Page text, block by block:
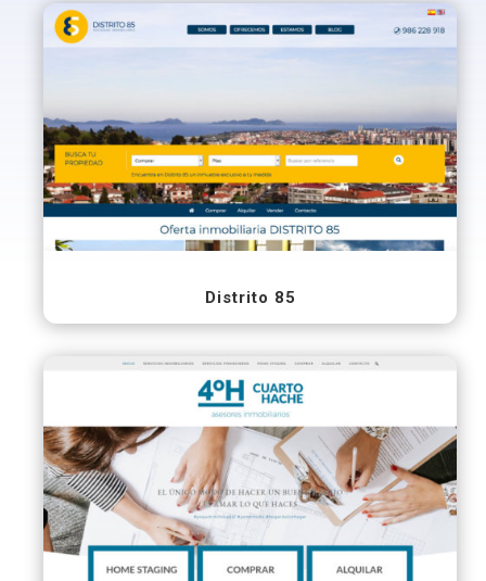
Distrito 85